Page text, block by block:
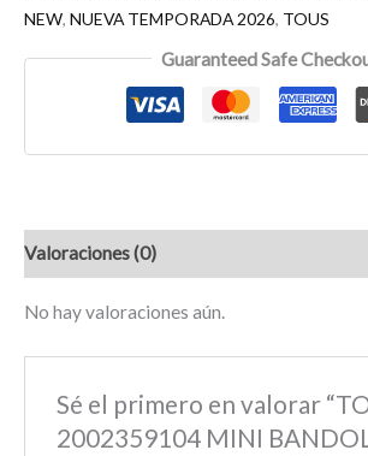
NEW, NUEVA TEMPORADA 2026, TOUS
Guaranteed Safe
Valoraciones (0)
No hay valoraciones aún.
Sé el primero en valorar
2002359104 MINI